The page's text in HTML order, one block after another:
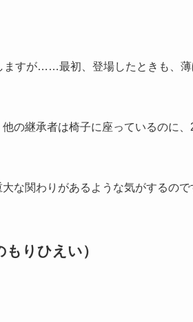
ますが……最初、登場したときも、
の継承者は椅子に座っているのに
大な関わりがあるような気がするの
りひえい）